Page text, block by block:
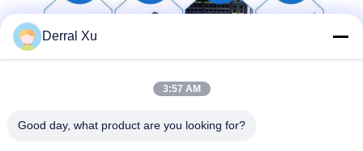
Derral Xu
3:57 AM
Good day, what product are you looking for?